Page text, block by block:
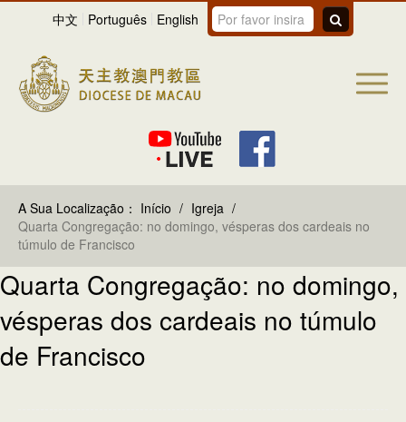
中文 Português English
A Sua Localização： Início / Igreja /
Quarta Congregação: no domingo, vésperas dos cardeais no
túmulo de Francisco
Quarta Congregação: no domingo,
vésperas dos cardeais no túmulo
de Francisco